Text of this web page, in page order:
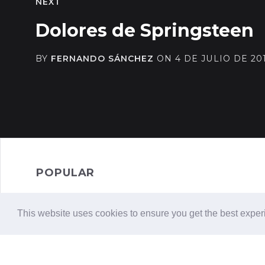
This website uses cookies to ensure you get the best
Dolores de Springsteen
BY FERNANDO SÁNCHEZ ON4 DE JULIO DE
POPULAR
No posts found.